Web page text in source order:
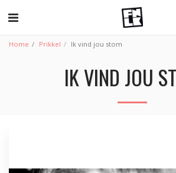
Home Prikkel Ik vind jou stom
IK VIND JOU